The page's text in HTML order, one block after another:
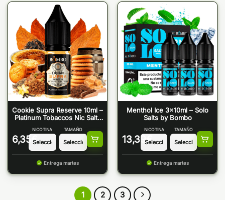
Cookie Supra Reserve 10ml –
Platinum Tobaccos Nic Salts
6,35 €
NICOTINA TAMAÑO
Entrega martes
Menthol Ice 3x10ml – Solo
Salts by Bombo
13,39€
NICOTINA TAMAÑO
Entrega martes
1 2 3